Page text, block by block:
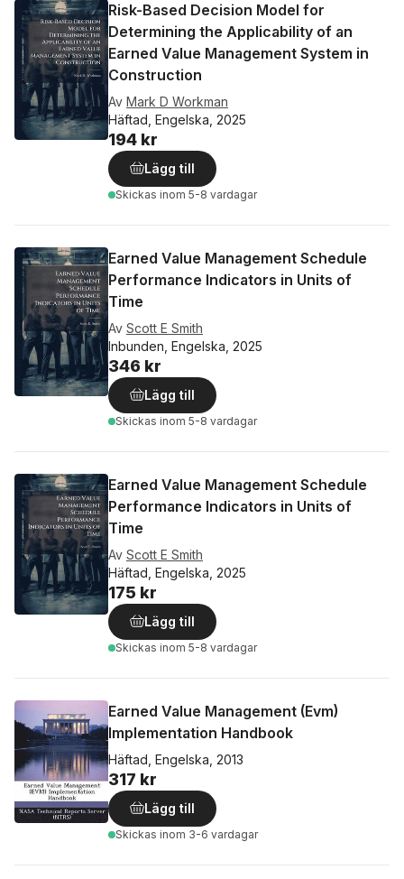
Risk-Based Decision Model for
Determining the Applicability of an
Earned Value Management System in
Construction
Av Mark D Workman
Häftad, Engelska, 2025
194 kr
Lägg till
Skickas inom 5-8 vardagar
Earned Value Management Schedule
Performance Indicators in Units of
Time
Av Scott E Smith
Inbunden, Engelska, 2025
346 kr
Lägg till
Skickas inom 5-8 vardagar
Earned Value Management Schedule
Performance Indicators in Units of
Time
Av Scott E Smith
Häftad, Engelska, 2025
175 kr
Lägg till
Skickas inom 5-8 vardagar
Earned Value Management (Evm)
Implementation Handbook
Häftad, Engelska, 2013
317 kr
Lägg till
Skickas inom 3-6 vardagar